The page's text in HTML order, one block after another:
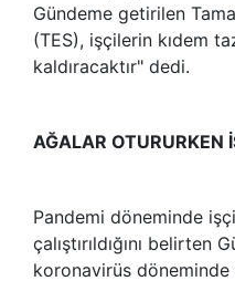
Gündeme getirilen
(TES), işçilerin kıdem
kaldıracaktır" dedi.
AĞALAR OTURURKEN
Pandemi döneminde
çalıştırıldığını belirten
koronavirüs